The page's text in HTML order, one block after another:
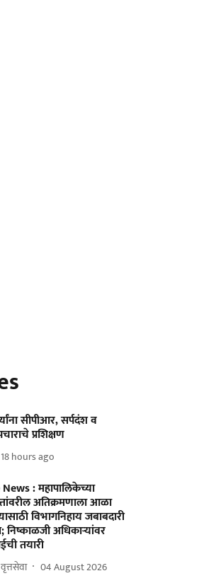
सीपीआर, सर्पदंश व
प्रशिक्षण
18 hours ago
: महापालिकेच्या
अतिक्रमणाला आळा
विभागनिहाय जबाबदारी
निष्काळजी अधिकाऱ्यांवर
तयारी
04 August 2026